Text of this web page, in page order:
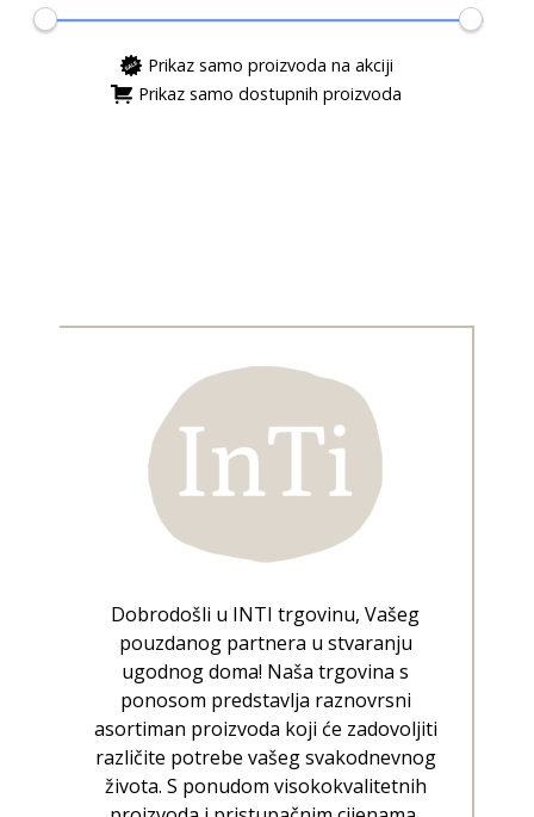
Prikaz samo proizvoda na akciji
Prikaz samo dostupnih proizvoda
Dobrodošli u INTI trgovinu, Vašeg
pouzdanog partnera u stvaranju
ugodnog doma! Naša trgovina s
ponosom predstavlja raznovrsni
asortiman proizvoda koji će zadovoljiti
različite potrebe vašeg svakodnevnog
života. S ponudom visokokvalitetnih